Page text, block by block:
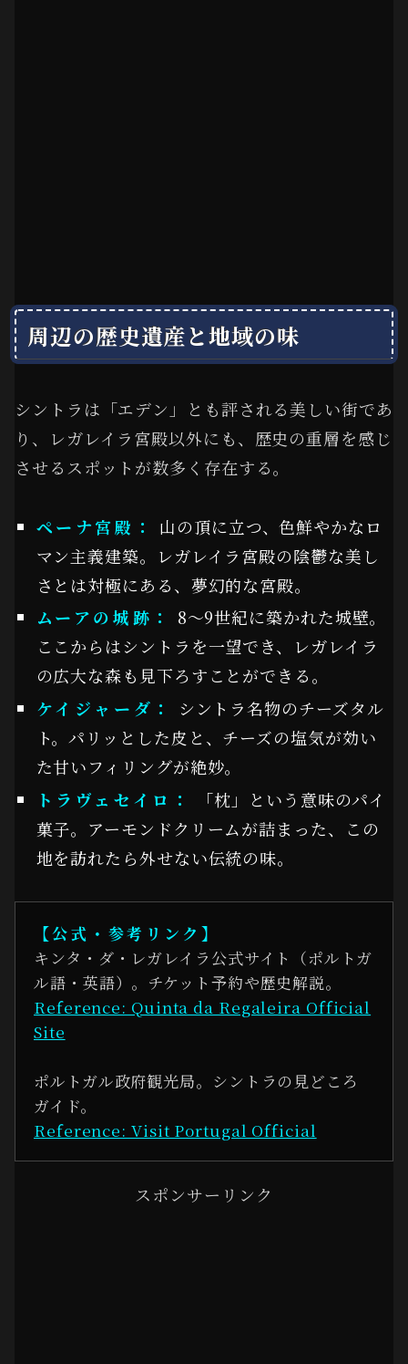
周辺の歴史遺産と地域の味
シントラは「エデン」とも評される美しい街であ
り、レガレイラ宮殿以外にも、歴史の重層を感じ
させるスポットが数多く存在する。
ペーナ宮殿：
山の頂に立つ、色鮮やかなロ
マン主義建築。レガレイラ宮殿の陰鬱な美し
さとは対極にある、夢幻的な宮殿。
ムーアの城跡：
8〜9世紀に築かれた城壁。
ここからはシントラを一望でき、レガレイラ
の広大な森も見下ろすことができる。
ケイジャーダ：
シントラ名物のチーズタル
ト。パリッとした皮と、チーズの塩気が効い
た甘いフィリングが絶妙。
トラヴェセイロ：
「枕」という意味のパイ
菓子。アーモンドクリームが詰まった、この
地を訪れたら外せない伝統の味。
【公式・参考リンク】
キンタ・ダ・レガレイラ公式サイト（ポルトガ
ル語・英語）。チケット予約や歴史解説。
Reference: Quinta da Regaleira Official
Site
ポルトガル政府観光局。シントラの見どころ
ガイド。
Reference: Visit Portugal Official
スポンサーリンク